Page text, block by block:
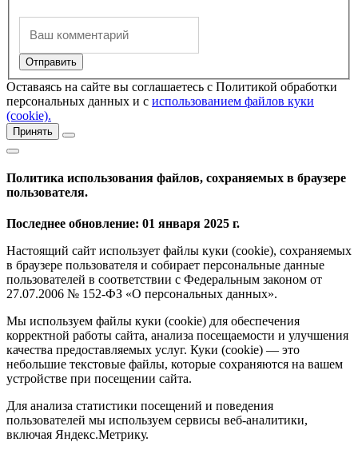
Оставаясь на сайте вы соглашаетесь с Политикой обработки
персональных данных и с использованием файлов куки
(cookie).
Принять
Политика использования файлов, сохраняемых в браузере
пользователя.
Последнее обновление: 01 января 2025 г.
Настоящий сайт использует файлы куки (cookie), сохраняемых
в браузере пользователя и собирает персональные данные
пользователей в соответствии с Федеральным законом от
27.07.2006 № 152-ФЗ «О персональных данных».
Мы используем файлы куки (cookie) для обеспечения
корректной работы сайта, анализа посещаемости и улучшения
качества предоставляемых услуг. Куки (cookie) — это
небольшие текстовые файлы, которые сохраняются на вашем
устройстве при посещении сайта.
Для анализа статистики посещений и поведения
пользователей мы используем сервисы веб-аналитики,
включая Яндекс.Метрику.